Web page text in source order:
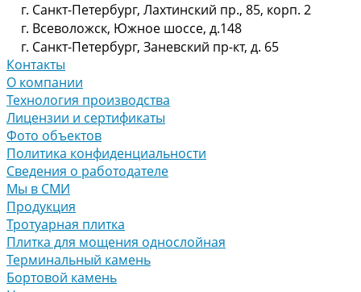
г. Санкт-Петербург, Лахтинский пр., 85, корп. 2
г. Всеволожск, Южное шоссе, д.148
г. Санкт-Петербург, Заневский пр-кт, д. 65
Контакты
О компании
Технология производства
Лицензии и сертификаты
Фото объектов
Политика конфиденциальности
Сведения о работодателе
Мы в СМИ
Продукция
Тротуарная плитка
Плитка для мощения однослойная
Терминальный камень
Бортовой камень